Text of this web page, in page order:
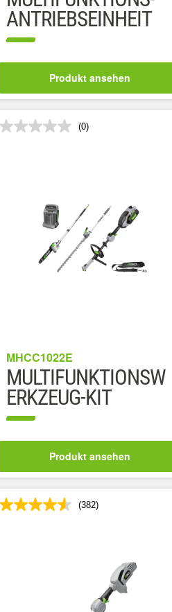
ANTRIEBSEINHEIT
Produkt ansehen
(0)
MHCC1022E
MULTIFUNKTIONSW
ERKZEUG-KIT
Produkt ansehen
(382)